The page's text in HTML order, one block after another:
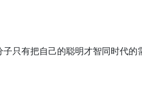
只有把自己的聪明才智同时代